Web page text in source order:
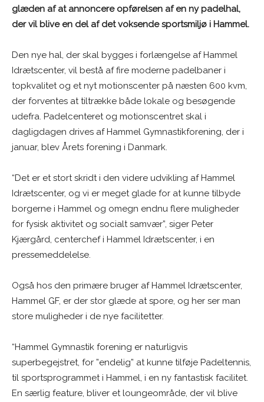
glæden af at annoncere opførelsen af en ny padelhal,
der vil blive en del af det voksende sportsmiljø i Hammel.
Den nye hal, der skal bygges i forlængelse af Hammel
Idrætscenter, vil bestå af fire moderne padelbaner i
topkvalitet og et nyt motionscenter på næsten 600 kvm,
der forventes at tiltrække både lokale og besøgende
udefra. Padelcenteret og motionscentret skal i
dagligdagen drives af Hammel Gymnastikforening, der i
januar, blev Årets forening i Danmark.
“Det er et stort skridt i den videre udvikling af Hammel
Idrætscenter, og vi er meget glade for at kunne tilbyde
borgerne i Hammel og omegn endnu flere muligheder
for fysisk aktivitet og socialt samvær”, siger Peter
Kjærgård, centerchef i Hammel Idrætscenter, i en
pressemeddelelse.
Også hos den primære bruger af Hammel Idrætscenter,
Hammel GF, er der stor glæde at spore, og her ser man
store muligheder i de nye facilitetter.
“Hammel Gymnastik forening er naturligvis
superbegejstret, for ”endelig” at kunne tilføje Padeltennis,
til sportsprogrammet i Hammel, i en ny fantastisk facilitet.
En særlig feature, bliver et loungeområde, der vil blive